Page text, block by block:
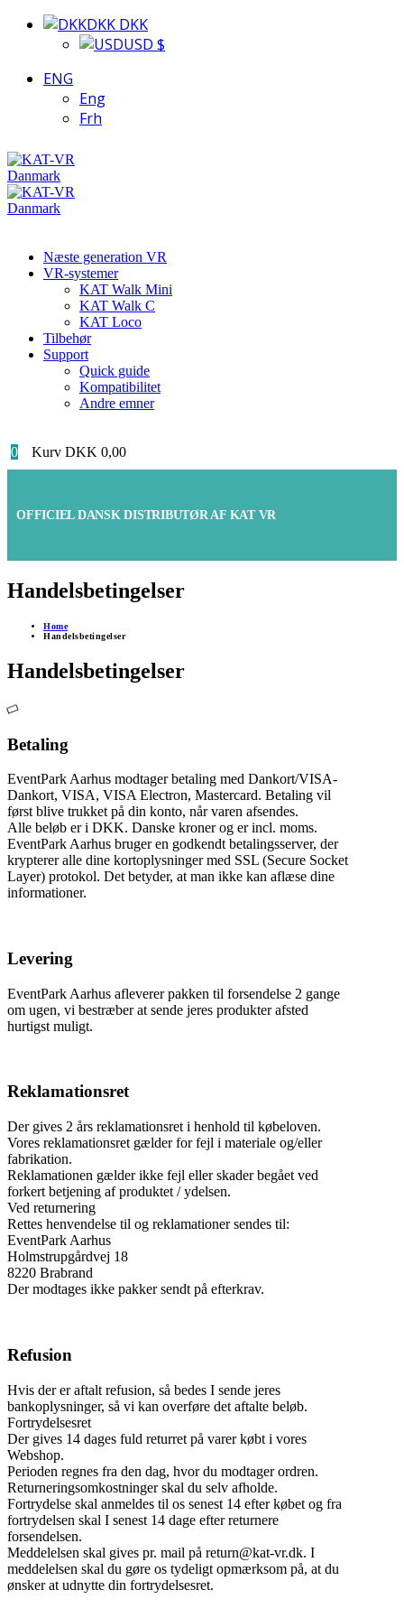
DKK DKK
USD $
ENG
Eng
Frh
Næste generation VR
VR-systemer
KAT Walk Mini
KAT Walk C
KAT Loco
Tilbehør
Support
Quick guide
Kompatibilitet
Andre emner
0 Kurv DKK 0,00
OFFICIEL DANSK DISTRIBUTØR AF KAT VR
Handelsbetingelser
Home
Handelsbetingelser
Handelsbetingelser
Betaling
EventPark Aarhus modtager betaling med Dankort/VISA-
Dankort, VISA, VISA Electron, Mastercard. Betaling vil
først blive trukket på din konto, når varen afsendes.
Alle beløb er i DKK. Danske kroner og er incl. moms.
EventPark Aarhus bruger en godkendt betalingsserver, der
krypterer alle dine kortoplysninger med SSL (Secure Socket
Layer) protokol. Det betyder, at man ikke kan aflæse dine
informationer.
Levering
EventPark Aarhus afleverer pakken til forsendelse 2 gange
om ugen, vi bestræber at sende jeres produkter afsted
hurtigst muligt.
Reklamationsret
Der gives 2 års reklamationsret i henhold til købeloven.
Vores reklamationsret gælder for fejl i materiale og/eller
fabrikation.
Reklamationen gælder ikke fejl eller skader begået ved
forkert betjening af produktet / ydelsen.
Ved returnering
Rettes henvendelse til og reklamationer sendes til:
EventPark Aarhus
Holmstrupgårdvej 18
8220 Brabrand
Der modtages ikke pakker sendt på efterkrav.
Refusion
Hvis der er aftalt refusion, så bedes I sende jeres
bankoplysninger, så vi kan overføre det aftalte beløb.
Fortrydelsesret
Der gives 14 dages fuld returret på varer købt i vores
Webshop.
Perioden regnes fra den dag, hvor du modtager ordren.
Returneringsomkostninger skal du selv afholde.
Fortrydelse skal anmeldes til os senest 14 efter købet og fra
fortrydelsen skal I senest 14 dage efter returnere
forsendelsen.
Meddelelsen skal gives pr. mail på return@kat-vr.dk. I
meddelelsen skal du gøre os tydeligt opmærksom på, at du
ønsker at udnytte din fortrydelsesret.